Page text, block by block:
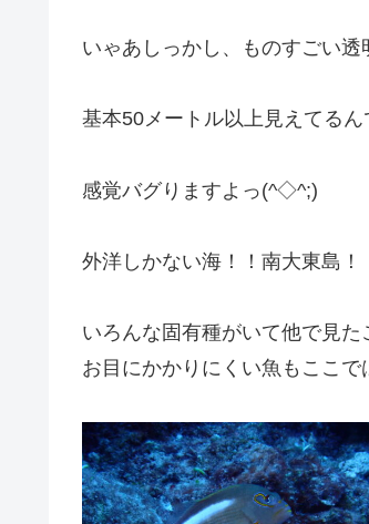
いゃあしっかし、ものすごい透
基本50メートル以上見えてる
感覚バグりますよっ(^◇^;)
外洋しかない海！！南大東島！
いろんな固有種がいて他で見
お目にかかりにくい魚もここで